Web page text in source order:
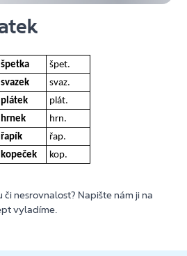
špetka
špet.
svazek
svaz.
plátek
plát.
hrnek
hrn.
řapík
řap.
kopeček kop.
nesrovnalost? Napište nám ji na
vyladíme.